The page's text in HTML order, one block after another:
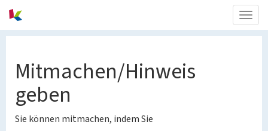
Mitmachen/Hinweis
geben
Sie können mitmachen, indem Sie